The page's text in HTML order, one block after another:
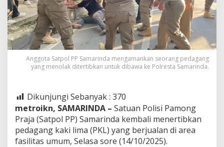
Anggota Satpol PP Samarinda mengamankan seorang pedagang
yang menolak ditertibkan untuk dibawa ke Polresta Samarinda.
Dikunjungi Sebanyak : 370
metroikn, SAMARINDA – Satuan Polisi Pamong
Praja (Satpol PP) Samarinda kembali menertibkan
pedagang kaki lima (PKL) yang berjualan di area
fasilitas umum, Selasa sore (14/10/2025).